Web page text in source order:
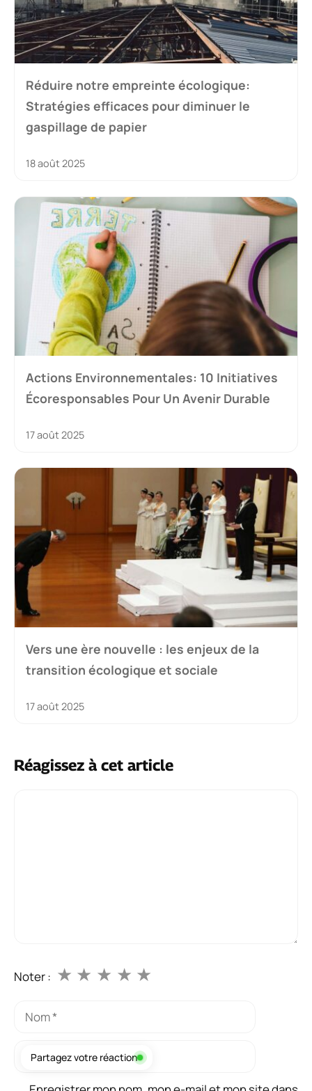
Réduire notre empreinte écologique:
Stratégies efficaces pour diminuer le
gaspillage de papier
18 août 2025
Actions Environnementales: 10 Initiatives
Écoresponsables Pour Un Avenir Durable
17 août 2025
Vers une ère nouvelle : les enjeux de la
transition écologique et sociale
17 août 2025
Réagissez à cet article
Noter : ★
★
★
★
★
Nom
Partagez votre réaction